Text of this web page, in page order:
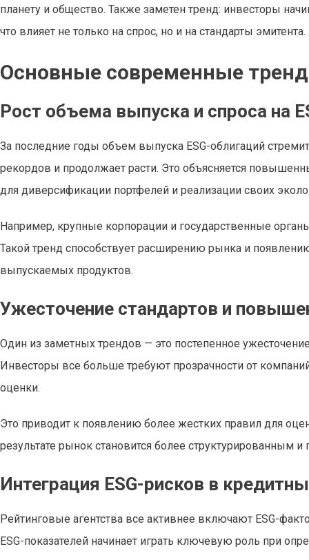
планету и общество. Также заметен тренд: инвесторы
что влияет не только на спрос, но и на стандарты эмитента.
Основные современные
Рост объема выпуска и спроса на
За последние годы объем выпуска ESG-облигаций
рекордов и продолжает расти. Это объясняется
для диверсификации портфелей и реализации своих
Например, крупные корпорации и государственные
Такой тренд способствует расширению рынка и
выпускаемых продуктов.
Ужесточение стандартов и
Один из заметных трендов — это постепенное
Инвесторы все больше требуют прозрачности от
оценки.
Это приводит к появлению более жестких правил для
результате рынок становится более структурированным
Интеграция ESG-рисков в
Рейтинговые агентства все активнее включают ESG-
ESG-показателей начинает играть ключевую роль при